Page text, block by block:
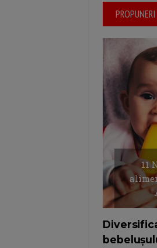
11